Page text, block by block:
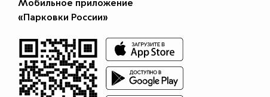
Мобильное приложение
«Парковки России»